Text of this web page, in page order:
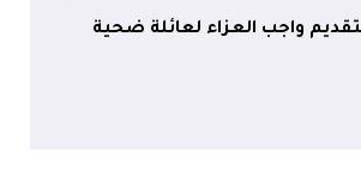
واجب العزاء لعائلة ضحية